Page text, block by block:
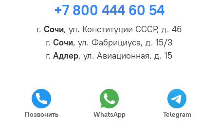
+7 800 444 60 54
г. Сочи, ул. Конституции СССР, д. 46
г. Сочи, ул. Фабрициуса, д. 15/3
г. Адлер, ул. Авиационная, д. 15
Позвонить WhatsApp Telegram